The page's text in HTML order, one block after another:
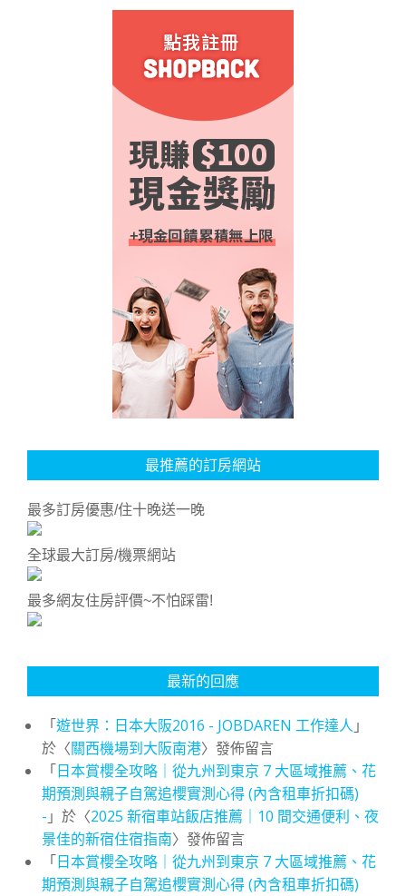
最推薦的訂房網站
最多訂房優惠/住十晚送一晚
全球最大訂房/機票網站
最多網友住房評價~不怕踩雷!
最新的回應
「遊世界：日本大阪2016 - JOBDAREN 工作達人 」
於〈關西機場到大阪南港〉發佈留言
「日本賞櫻全攻略｜從九州到東京 7 大區域推薦、花
期預測與親子自駕追櫻實測心得 (內含租車折扣碼)
- 」於〈2025 新宿車站飯店推薦｜10 間交通便利、夜
景佳的新宿住宿指南〉發佈留言
「日本賞櫻全攻略｜從九州到東京 7 大區域推薦、花
期預測與親子自駕追櫻實測心得 (內含租車折扣碼)